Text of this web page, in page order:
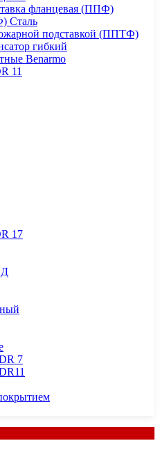
фланцевая (ППФ)
Сталь
подставкой (ППТФ)
гибкий
Benarmo
11
17
7